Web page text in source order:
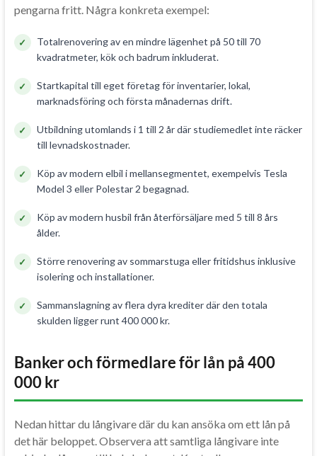
pengarna fritt. Några konkreta exempel:
Totalrenovering av en mindre lägenhet på 50 till 70
kvadratmeter, kök och badrum inkluderat.
Startkapital till eget företag för inventarier, lokal,
marknadsföring och första månadernas drift.
Utbildning utomlands i 1 till 2 år där studiemedlet inte räcker
till levnadskostnader.
Köp av modern elbil i mellansegmentet, exempelvis Tesla
Model 3 eller Polestar 2 begagnad.
Köp av modern husbil från återförsäljare med 5 till 8 års
ålder.
Större renovering av sommarstuga eller fritidshus inklusive
isolering och installationer.
Sammanslagning av flera dyra krediter där den totala
skulden ligger runt 400 000 kr.
Banker och förmedlare för lån på 400
000 kr
Nedan hittar du långivaredär du kan ansöka om ett lån på
det här beloppet. Observera attsamtliga långivare inte